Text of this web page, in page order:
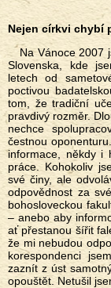
Nejen církvi chybí
Na Vánoce 2007 jsem napsal otevřený dopis Konferenci biskupů
Slovenska, kde
letech od
poctivou
tom, že tradiční
pravdivý rozměr.
nechce
čestnou
informace, někdy i
práce. Kohokoliv
své činy, ale
odpovědnost za
bohosloveckou
– anebo aby
ať přestanou šířit
že mi nebudou
korespondenci
zaznít z úst
opouštět. Netušil